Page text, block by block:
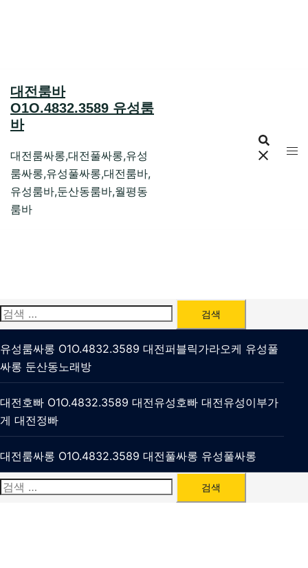
대전룸바
O1O.4832.3589 유성룸
바
대전룸싸롱,대전풀싸롱,유성
룸싸롱,유성풀싸롱,대전룸바,
유성룸바,둔산동룸바,월평동
룸바
검
색:
유성룸싸롱 O1O.4832.3589 대전퍼블릭가라오케 유성풀
싸롱 둔산동노래방
대전호빠 O1O.4832.3589 대전유성호빠 대전유성이부가
게 대전정빠
대전룸싸롱 O1O.4832.3589 대전풀싸롱 유성풀싸롱
검